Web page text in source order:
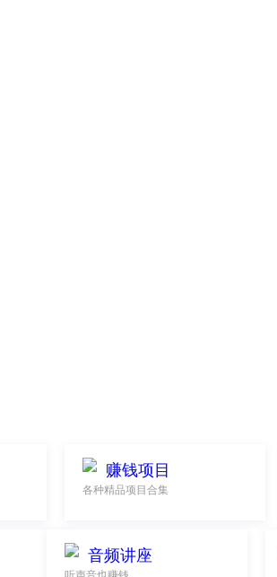
赚钱项目
各种精品项目合集
音频讲座